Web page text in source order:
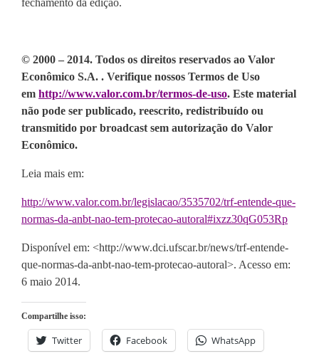
© 2000 – 2014. Todos os direitos reservados ao Valor
Econômico S.A. . Verifique nossos Termos de Uso
em http://www.valor.com.br/termos-de-uso. Este material
não pode ser publicado, reescrito, redistribuído ou
transmitido por broadcast sem autorização do Valor
Econômico.
Leia mais em:
http://www.valor.com.br/legislacao/3535702/trf-entende-que-
normas-da-anbt-nao-tem-protecao-autoral#ixzz30qG053Rp
Disponível em: <http://www.dci.ufscar.br/news/trf-entende-
que-normas-da-anbt-nao-tem-protecao-autoral>. Acesso em:
6 maio 2014.
Compartilhe isso:
Twitter Facebook WhatsApp